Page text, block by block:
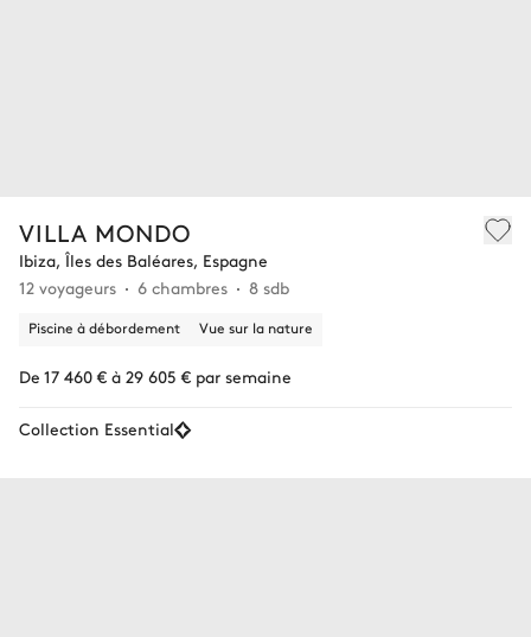
VILLA MONDO
Ibiza, Îles des Baléares, Espagne
12 voyageurs
6 chambres 8 sdb
Piscine à débordement Vue sur la nature
De 17 460 € à 29 605 € par semaine
Collection Essential